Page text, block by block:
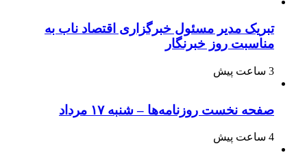
تبریک مدیر مسئول خبرگزاری اقتصاد ناب به
مناسبت روز خبرنگار
3 ساعت پیش
صفحه نخست روزنامه‌ها – شنبه ۱۷ مرداد
4 ساعت پیش